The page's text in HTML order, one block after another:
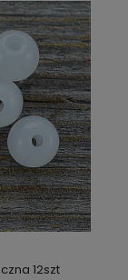
12szt